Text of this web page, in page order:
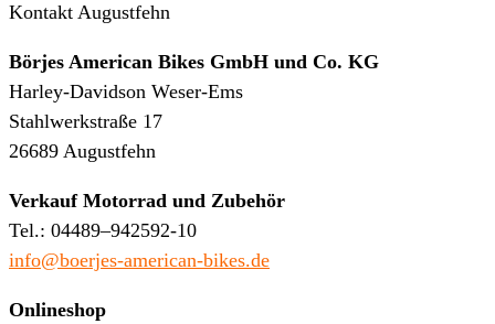
Kontakt Augustfehn
Börjes American Bikes GmbH und Co. KG
Harley-Davidson Weser-Ems
Stahlwerkstraße 17
26689 Augustfehn
Verkauf Motorrad und Zubehör
Tel.: 04489–942592-10
info@boerjes-american-bikes.de
Onlineshop